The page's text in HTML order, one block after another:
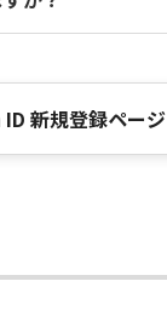
新規登録ページ